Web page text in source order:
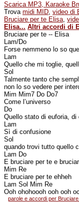
Scarica MP3, Karaoke
Trova midi MID, video di
Bruciare per te Elisa,
Elisa... Altri accordi di
Bruciare per te -- Elisa
Lam/Do
Forse nemmeno lo so
Lam
Quello che mi toglie,
Sol
Talmente tanto che
non lo so vedere per
Mim Mim7 Do Do7
Come l’universo
Do
Quello stato di euforia, di
Lam
Sì di confusione
Sol
quando trovi tutto quello
Lam Do
E bruciare per te e
Mim Re
E bruciare per te ehheh
Lam Sol Mim Re
Ooh ohohoooh ooh ooh
parole e accordi per